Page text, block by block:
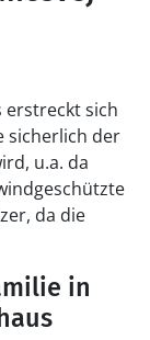
erstreckt sich
sicherlich der
u.a. da
da die
in